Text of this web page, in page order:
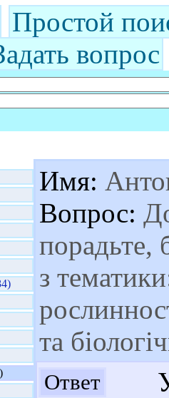
Простой
вопрос
Имя:
Вопрос:
порадьте,
з
та
Ответ